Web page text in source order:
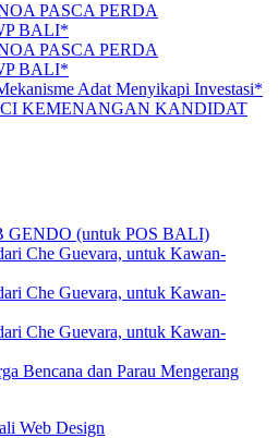
PASCA PERDA
BALI*
PASCA PERDA
BALI*
Adat Menyikapi Investasi*
KEMENANGAN KANDIDAT
GENDO (untuk POS BALI)
Che Guevara, untuk Kawan-
Che Guevara, untuk Kawan-
Che Guevara, untuk Kawan-
Bencana dan Parau Mengerang
Web Design